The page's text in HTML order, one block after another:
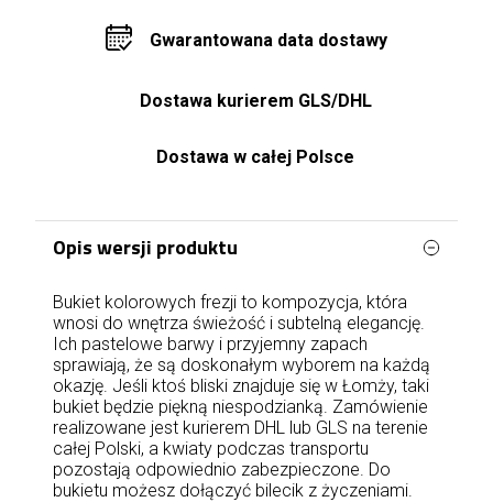
Gwarantowana data dostawy
Dostawa kurierem GLS/DHL
Dostawa w całej Polsce
Opis wersji produktu
Bukiet kolorowych frezji to kompozycja, która
wnosi do wnętrza świeżość i subtelną elegancję.
Ich pastelowe barwy i przyjemny zapach
sprawiają, że są doskonałym wyborem na każdą
okazję. Jeśli ktoś bliski znajduje się w Łomży, taki
bukiet będzie piękną niespodzianką. Zamówienie
realizowane jest kurierem DHL lub GLS na terenie
całej Polski, a kwiaty podczas transportu
pozostają odpowiednio zabezpieczone. Do
bukietu możesz dołączyć bilecik z życzeniami.